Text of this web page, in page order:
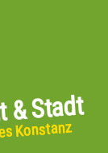
& Stadt
Konstanz